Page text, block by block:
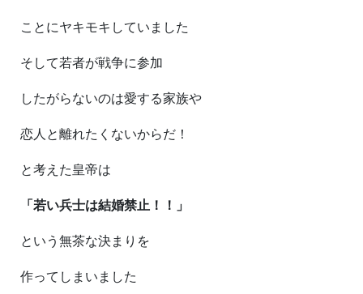
ことにヤキモキしていました
そして若者が戦争に参加
したがらないのは愛する家族や
恋人と離れたくないからだ！
と考えた皇帝は
「若い兵士は結婚禁止！！」
という無茶な決まりを
作ってしまいました